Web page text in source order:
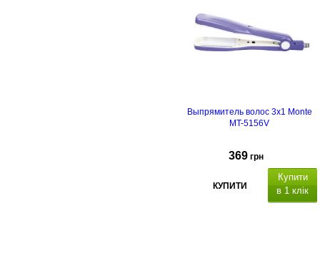
срок
Выпрямитель волос 3х1 Monte
MT-5156V
369 грн
КУПИТИ
Купити
в 1 клік